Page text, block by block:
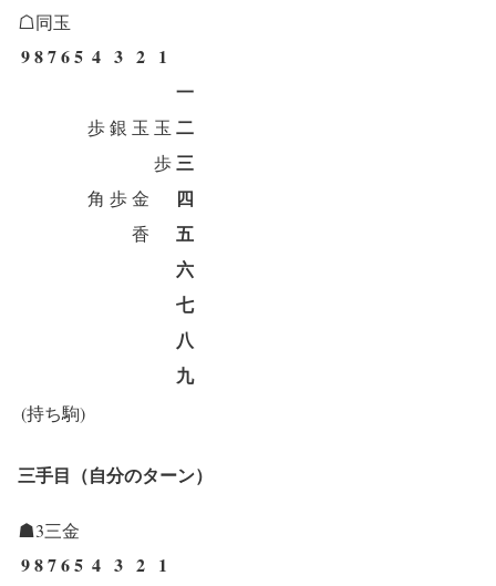
☖同玉
98765 4 3 2 1
一
歩銀 玉 玉 二
歩三
角 歩金 四
香
五
六
七
八
九
(持ち駒)
三手目（自分のターン）
☗3三金
98765 4 3 2 1